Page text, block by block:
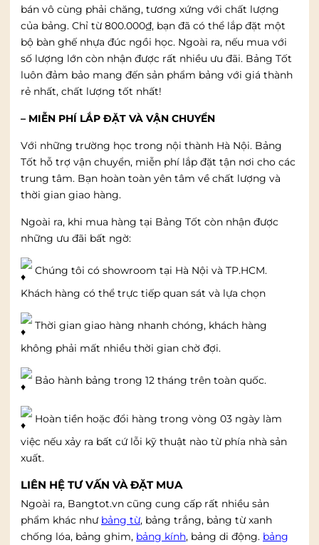
bán vô cùng phải chăng, tương xứng với chất lượng
của bảng. Chỉ từ 800.000₫, bạn đã có thể lắp đặt một
bộ bàn ghế nhựa đúc ngồi học. Ngoài ra, nếu mua với
số lượng lớn còn nhận được rất nhiều ưu đãi. Bảng Tốt
luôn đảm bảo mang đến sản phẩm bảng với giá thành
rẻ nhất, chất lượng tốt nhất!
– MIỄN PHÍ LẮP ĐẶT VÀ VẬN CHUYỂN
Với những trường học trong nội thành Hà Nội. Bảng
Tốt hỗ trợ vận chuyển, miễn phí lắp đặt tận nơi cho các
trung tâm. Bạn hoàn toàn yên tâm về chất lượng và
thời gian giao hàng.
Ngoài ra, khi mua hàng tại Bảng Tốt còn nhận được
những ưu đãi bất ngờ:
Chúng tôi có showroom tại Hà Nội và TP.HCM.
Khách hàng có thể trực tiếp quan sát và lựa chọn
Thời gian giao hàng nhanh chóng, khách hàng
không phải mất nhiều thời gian chờ đợi.
Bảo hành bảng trong 12 tháng trên toàn quốc.
Hoàn tiền hoặc đổi hàng trong vòng 03 ngày làm
việc nếu xảy ra bất cứ lỗi kỹ thuật nào từ phía nhà sản
xuất.
LIÊN HỆ TƯ VẤN VÀ ĐẶT MUA
Ngoài ra, Bangtot.vn cũng cung cấp rất nhiều sản
phẩm khác như bảng từ, bảng trắng, bảng từ xanh
chống lóa, bảng ghim, bảng kính, bảng di động. bảng